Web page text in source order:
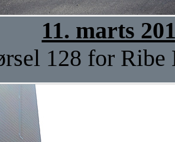
11. marts
128 for Ribe